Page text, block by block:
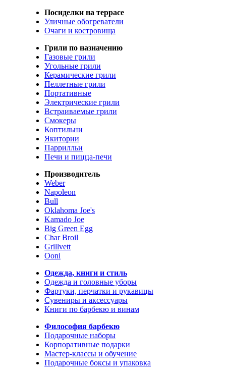
Посиделки на террасе
Уличные обогреватели
Очаги и костровища
Грили по назначению
Газовые грили
Угольные грили
Керамические грили
Пеллетные грили
Портативные
Электрические грили
Встраиваемые грили
Смокеры
Коптильни
Якитории
Паррилльи
Печи и пицца-печи
Производитель
Weber
Napoleon
Bull
Oklahoma Joe's
Kamado Joe
Big Green Egg
Char Broil
Grillvett
Ooni
Одежда, книги и стиль
Одежда и головные уборы
Фартуки, перчатки и рукавицы
Сувениры и аксессуары
Книги по барбекю и винам
Философия барбекю
Подарочные наборы
Корпоративные подарки
Мастер-классы и обучение
Подарочные боксы и упаковка